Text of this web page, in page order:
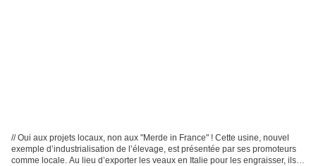
// Oui aux projets locaux, non aux "Merde in France" ! Cette usine, nouvel
exemple d’industrialisation de l’élevage, est présentée par ses promoteurs
comme locale. Au lieu d’exporter les veaux en Italie pour les engraisser, ils